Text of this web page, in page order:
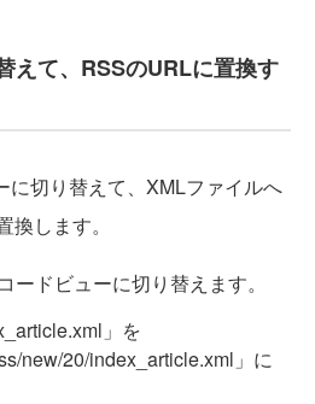
えて、RSSのURLに置換す
切り替えて、XMLファイルへ
します。
ードビューに切り替えます。
」を
new/20/index_article.xml」に